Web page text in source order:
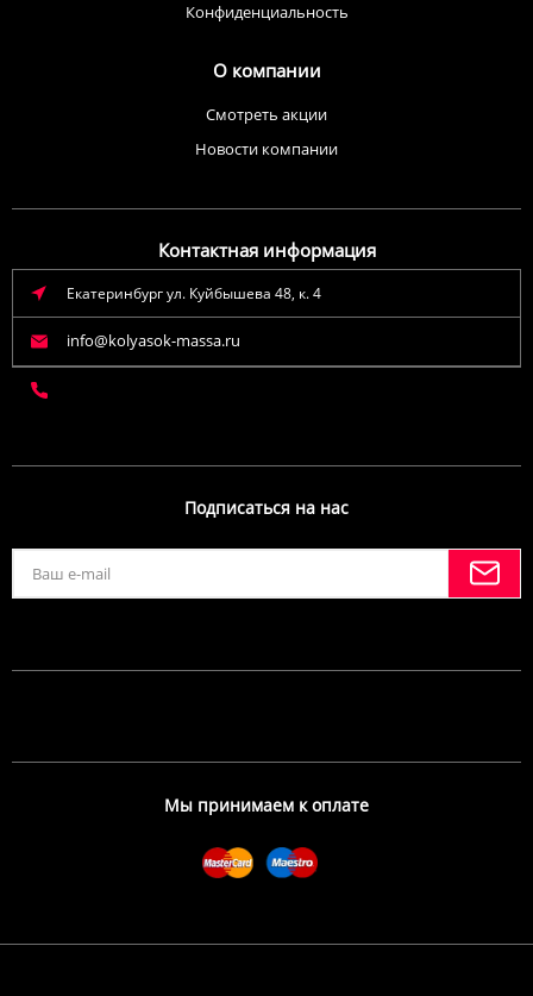
Конфиденциальность
О компании
Смотреть акции
Новости компании
Контактная информация
Екатеринбург ул. Куйбышева 48, к. 4
info@kolyasok-massa.ru
Подписаться на нас
Мы принимаем к оплате